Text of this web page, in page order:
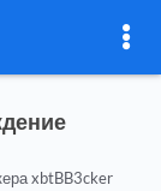
xbtBB3cker